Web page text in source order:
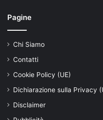
Pagine
Chi Siamo
Contatti
Cookie Policy (UE)
Dichiarazione sulla Privacy
Disclaimer